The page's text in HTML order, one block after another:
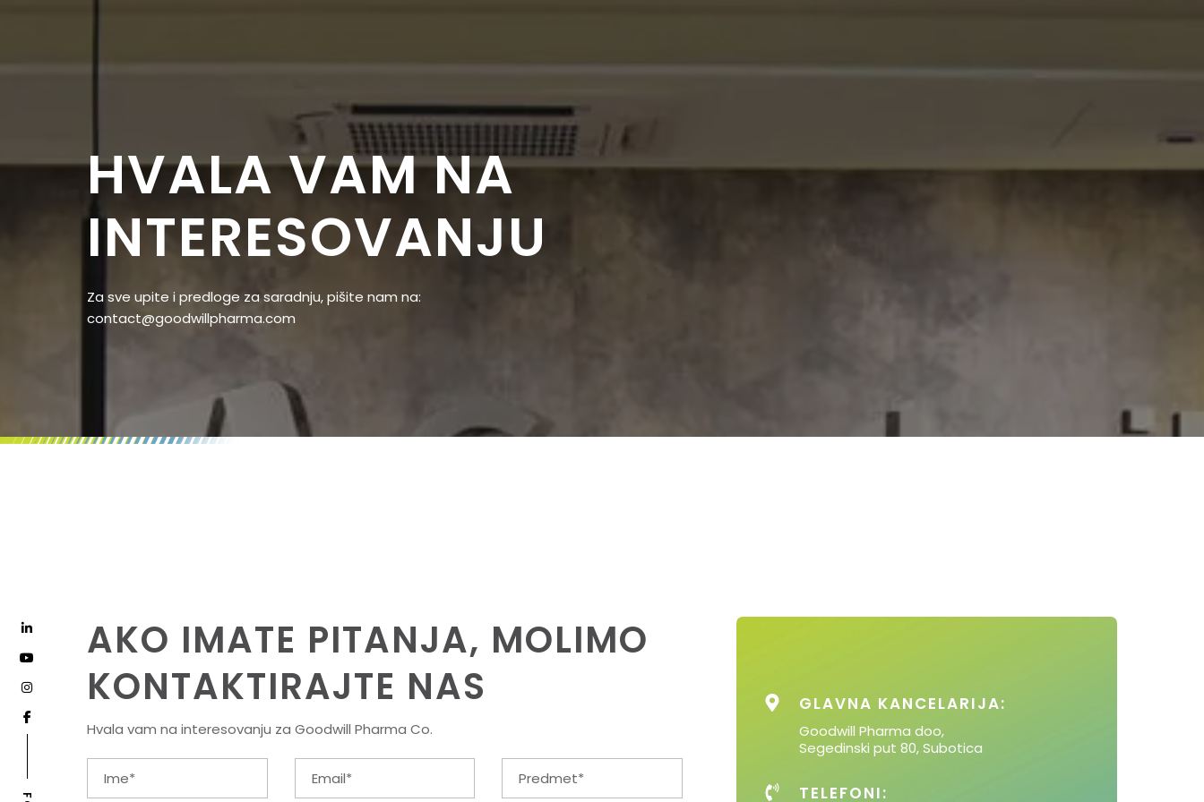
HVALA VAM NA
INTERESOVANJU
Za sve upite i predloge za saradnju, pišite nam na:
contact@goodwillpharma.com
AKO IMATE PITANJA, MOLIMO
KONTAKTIRAJTE NAS
Hvala vam na interesovanju za Goodwill Pharma Co.
GLAVNA KANCELARIJA:
Goodwill Pharma doo,
Segedinski put 80, Subotica
TELEFONI: